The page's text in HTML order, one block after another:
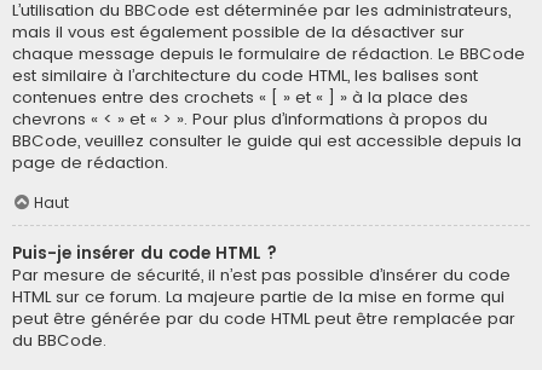
L’utilisation du BBCode est déterminée par les administrateurs,
mais il vous est également possible de la désactiver sur
chaque message depuis le formulaire de rédaction. Le BBCode
est similaire à l’architecture du code HTML, les balises sont
contenues entre des crochets « [ » et « ] » à la place des
chevrons « < » et « > ». Pour plus d’informations à propos du
BBCode, veuillez consulter le guide qui est accessible depuis la
page de rédaction.
Haut
Puis-je insérer du code HTML ?
Par mesure de sécurité, il n’est pas possible d’insérer du code
HTML sur ce forum. La majeure partie de la mise en forme qui
peut être générée par du code HTML peut être remplacée par
du BBCode.